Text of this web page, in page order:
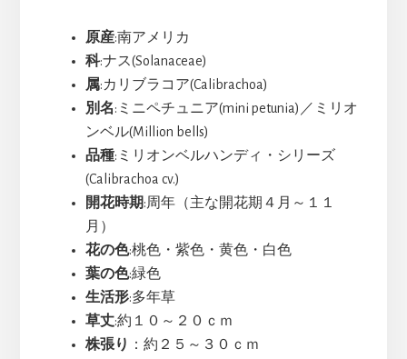
原産:南アメリカ
科:ナス(Solanaceae)
属:カリブラコア(Calibrachoa)
別名:ミニペチュニア(mini petunia)／ミリオ
ンベル(Million bells)
品種:ミリオンベルハンディ・シリーズ
(Calibrachoa cv.)
開花時期:周年（主な開花期４月～１１
月）
花の色:桃色・紫色・黄色・白色
葉の色:緑色
生活形:多年草
草丈:約１０～２０ｃｍ
株張り
：約２５～３０ｃｍ